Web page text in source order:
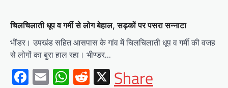
चिलचिलाती धूप व गर्मी से लोग बेहाल, सड़कों पर पसरा सन्नाटा
भींडर। उपखंड सहित आसपास के गांव में चिलचिलाती धूप व गर्मी की वजह
से लोगों का बुरा हाल रहा। भीण्डर…
Facebook
EmailWhatsApp
Reddit
X
Share